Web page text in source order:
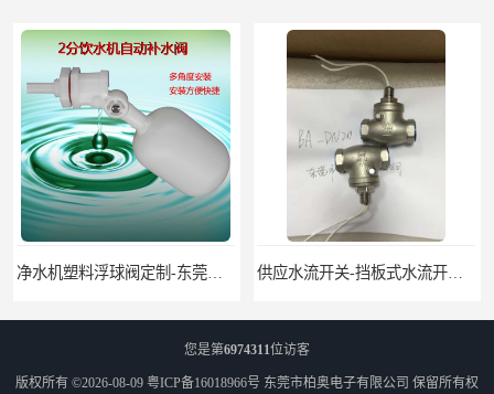
净水机塑料浮球阀定制-东莞塑料浮球阀生产厂家 供应水流开关-挡板式水流开关DN15DN20
您是第6974311位访客
版权所有 ©2026-08-09 粤ICP备16018966号 东莞市柏奥电子有限公司 保留所有权